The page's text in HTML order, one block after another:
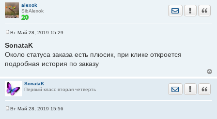
alexok
SibAlexok
Отправить
о
б
е
е
Вт Май 28, 2019 15:29
SonataK
Около статуса заказа есть плюсик, при клике откроется
подробная история по заказу
SonataK
Первый класс вторая четверть
Отправить
Вт Май 28, 2019 15:56